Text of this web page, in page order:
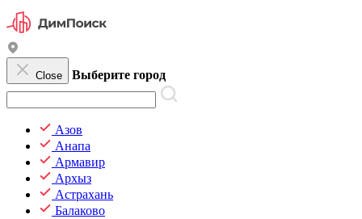
Close Выберите город
Азов
Анапа
Армавир
Архыз
Астрахань
Балаково